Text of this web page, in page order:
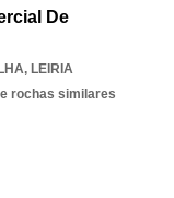
De
, LEIRIA
rochas similares